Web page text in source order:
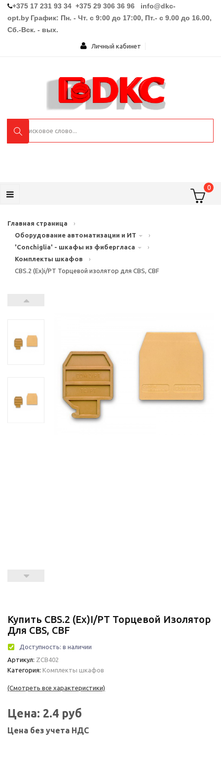
+375 17 231 93 34 +375 29 306 36 96 info@dkc-
opt.by График: Пн. - Чт. с 9:00 до 17:00, Пт.- с 9.00 до 16.00,
Сб.-Вск. - вых.
Личный кабинет
0
Главная страница
›
Оборудование автоматизации и ИТ
›
'Conchiglia' - шкафы из фибергласа
›
Комплекты шкафов
›
CBS.2 (Ex)i/PT Торцевой изолятор для CBS, CBF
Купить CBS.2 (Ex)i/PT Торцевой Изолятор
Для CBS, CBF
Доступность: в наличии
Артикул: ZCB402
Категория: Комплекты шкафов
(Смотреть все характеристики)
Цена: 2.4 руб
Цена без учета НДС